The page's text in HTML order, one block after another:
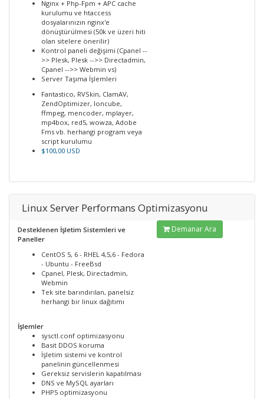
Nginx + Php-Fpm + APC cache
kurulumu ve htaccess
dosyalarınızın nginx'e
dönüştürülmesi (50k ve üzeri hiti
olan sitelere önerilir)
Kontrol paneli değişimi (Cpanel --
>> Plesk, Plesk -->> Directadmin,
Cpanel -->> Webmin vs)
Server Taşıma İşlemleri
Fantastico, RVSkin, ClamAV,
ZendOptimizer, Ioncube,
ffmpeg, mencoder, mplayer,
mp4box, red5, wowza, Adobe
Fms vb. herhangi program veya
script kurulumu
$100,00 USD
Linux Server Performans Optimizasyonu
Desteklenen İşletim Sistemleri ve
Paneller
CentOS 5, 6 - RHEL 4,5,6 - Fedora
- Ubuntu - FreeBsd
Cpanel, Plesk, Directadmin,
Webmin
Tek site barındırılan, panelsiz
herhangi bir linux dağıtımı
İşlemler
sysctl.conf optimizasyonu
Basit DDOS koruma
İşletim sistemi ve kontrol
panelinin güncellenmesi
Gereksiz servislerin kapatılması
DNS ve MySQL ayarları
PHP5 optimizasyonu
Demanar Ara